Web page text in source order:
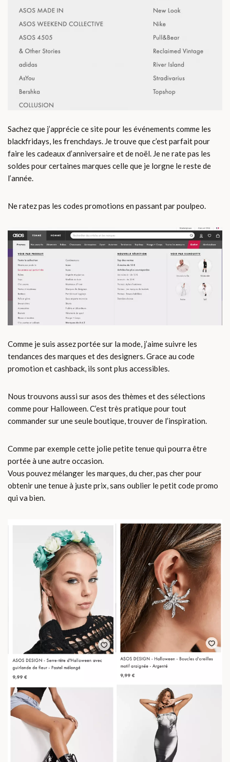
Sachez que j’apprécie ce site pour les événements comme les
blackfridays, les frenchdays. Je trouve que c’est parfait pour
faire les cadeaux d’anniversaire et de noël. Je ne rate pas les
soldes pour certaines marques celle que je lorgne le reste de
l’année.
Ne ratez pas les codes promotions en passant par poulpeo.
Comme je suis assez portée sur la mode, j’aime suivre les
tendances des marques et des designers. Grace au code
promotion et cashback, ils sont plus accessibles.
Nous trouvons aussi sur asos des thèmes et des sélections
comme pour Halloween. C’est très pratique pour tout
commander sur une seule boutique, trouver de l’inspiration.
Comme par exemple cette jolie petite tenue qui pourra être
portée à une autre occasion.
Vous pouvez mélanger les marques, du cher, pas cher pour
obtenir une tenue à juste prix, sans oublier le petit code promo
qui va bien.